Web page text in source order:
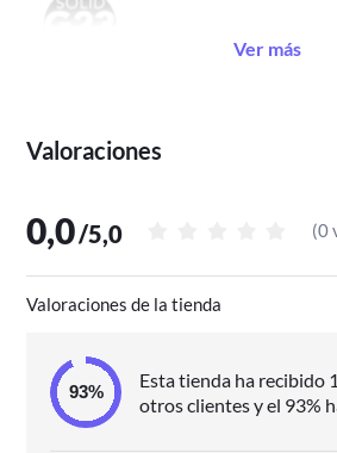
Ver más
Valoraciones
0,0/5,0 (0
Valoraciones de la tienda
Esta tienda ha recibido
otros clientes y el 93%